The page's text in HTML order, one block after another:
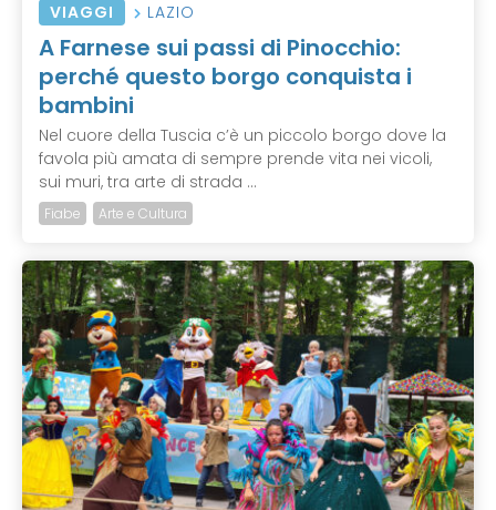
VIAGGI LAZIO
A Farnese sui passi di Pinocchio:
perché questo borgo conquista i
bambini
Nel cuore della Tuscia c’è un piccolo borgo dove la
favola più amata di sempre prende vita nei vicoli,
sui muri, tra arte di strada ...
Fiabe Arte e Cultura